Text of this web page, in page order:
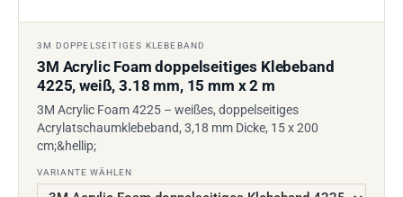
3M DOPPELSEITIGES KLEBEBAND
3M Acrylic Foam doppelseitiges Klebeband
4225, weiß, 3.18 mm, 15 mm x 2 m
3M Acrylic Foam 4225 – weißes, doppelseitiges
Acrylatschaumklebeband, 3,18 mm Dicke, 15 x 200
cm;&hellip;
VARIANTE WÄHLEN